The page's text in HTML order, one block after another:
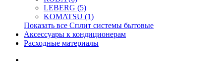
LEBERG (5)
KOMATSU (1)
Показать все Сплит системы бытовые
Аксессуары к кондиционерам
Расходные материалы